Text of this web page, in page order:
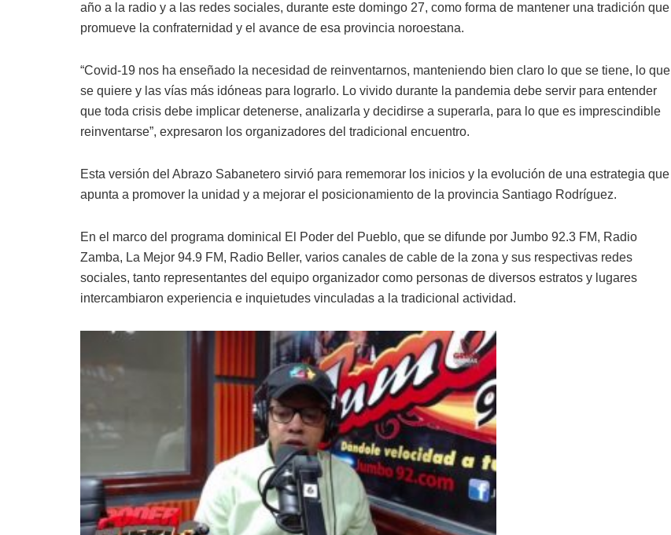
año a la radio y a las redes sociales, durante este domingo 27, como forma de mantener una tradición que
promueve la confraternidad y el avance de esa provincia noroestana.
“Covid-19 nos ha enseñado la necesidad de reinventarnos, manteniendo bien claro lo que se tiene, lo que
se quiere y las vías más idóneas para lograrlo. Lo vivido durante la pandemia debe servir para entender
que toda crisis debe implicar detenerse, analizarla y decidirse a superarla, para lo que es imprescindible
reinventarse”, expresaron los organizadores del tradicional encuentro.
Esta versión del Abrazo Sabanetero sirvió para rememorar los inicios y la evolución de una estrategia que
apunta a promover la unidad y a mejorar el posicionamiento de la provincia Santiago Rodríguez.
En el marco del programa dominical El Poder del Pueblo, que se difunde por Jumbo 92.3 FM, Radio
Zamba, La Mejor 94.9 FM, Radio Beller, varios canales de cable de la zona y sus respectivas redes
sociales, tanto representantes del equipo organizador como personas de diversos estratos y lugares
intercambiaron experiencia e inquietudes vinculadas a la tradicional actividad.